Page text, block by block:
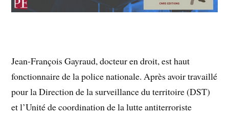
Jean-François Gayraud, docteur en droit, est haut
fonctionnaire de la police nationale. Après avoir travaillé
pour la Direction de la surveillance du territoire (DST)
et l’Unité de coordination de la lutte antiterroriste